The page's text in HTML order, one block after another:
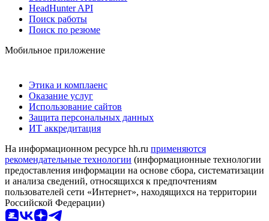
HeadHunter API
Поиск работы
Поиск по резюме
Мобильное приложение
Этика и комплаенс
Оказание услуг
Использование сайтов
Защита персональных данных
ИТ аккредитация
На информационном ресурсе hh.ru применяются
рекомендательные технологии (информационные технологии
предоставления информации на основе сбора, систематизации
и анализа сведений, относящихся к предпочтениям
пользователей сети «Интернет», находящихся на территории
Российской Федерации)